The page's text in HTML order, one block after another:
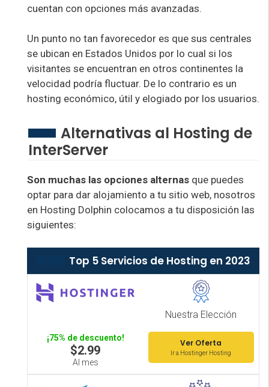
cuentan con opciones más avanzadas.
Un punto no tan favorecedor es que sus centrales
se ubican en Estados Unidos por lo cual si los
visitantes se encuentran en otros continentes la
velocidad podría fluctuar. De lo contrario es un
hosting económico, útil y elogiado por los usuarios.
Alternativas al Hosting de
InterServer
Son muchas las opciones alternas que puedes
optar para dar alojamiento a tu sitio web, nosotros
en Hosting Dolphin colocamos a tu disposición las
siguientes:
Top 5 Servicios de Hosting en 2023
Nuestra Elección
¡75% de descuento!
$2.99
Al mes
Ver Oferta
Ir a Hostinger Hosting